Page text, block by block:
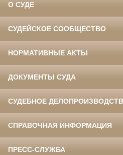
О СУДЕ
СУДЕЙСКОЕ СООБЩЕСТВО
НОРМАТИВНЫЕ АКТЫ
ДОКУМЕНТЫ СУДА
СУДЕБНОЕ
СПРАВОЧНАЯ ИНФОРМАЦИЯ
ПРЕСС-СЛУЖБА